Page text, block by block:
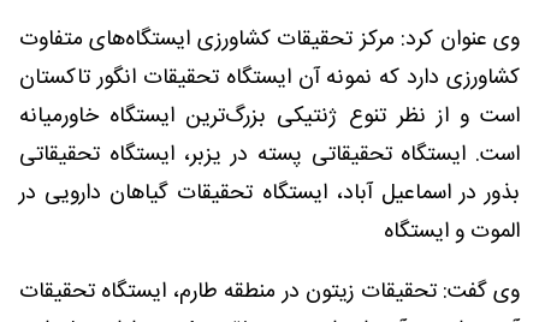
وی عنوان کرد: مرکز تحقیقات کشاورزی ایستگاه‌های متفاوت
کشاورزی دارد که نمونه آن ایستگاه تحقیقات انگور تاکستان
است و از نظر تنوع ژنتیکی بزرگ‌ترین ایستگاه خاورمیانه
است. ایستگاه تحقیقاتی پسته در یزبر، ایستگاه تحقیقاتی
بذور در اسماعیل آباد، ایستگاه تحقیقات گیاهان دارویی در
الموت و ایستگاه
وی گفت: تحقیقات زیتون در منطقه طارم، ایستگاه تحقیقات